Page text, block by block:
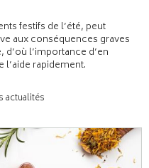
festifs de l’été, peut
aux conséquences graves
l’importance d’en
rapidement.
actualités